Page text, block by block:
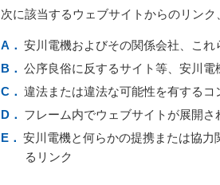
次に該当するウェブサイトからのリン
安川電機およびその関係会社、こ
公序良俗に反するサイト等、安川
違法または違法な可能性を有する
フレーム内でウェブサイトが展開
安川電機と何らかの提携または協
るリンク